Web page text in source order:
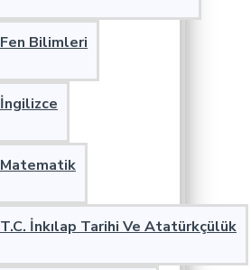
Fen Bilimleri
İngilizce
Matematik
T.C. İnkılap Tarihi Ve Atatürkçülük